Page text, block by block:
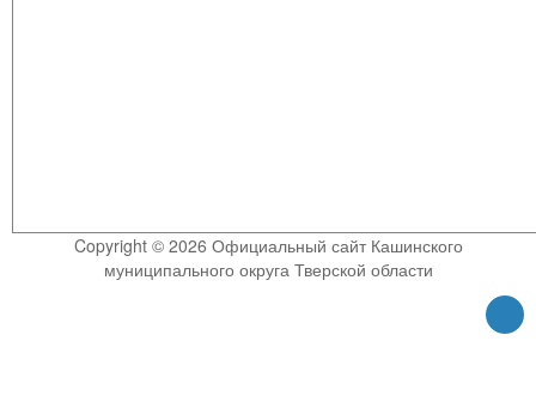
Copyright © 2026 Официальный сайт Кашинского
муниципального округа Тверской области